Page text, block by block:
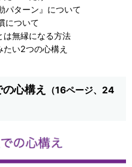
パターン』について
について
は無縁になる方法
たい2つの心構え
心構え
（16ページ、24